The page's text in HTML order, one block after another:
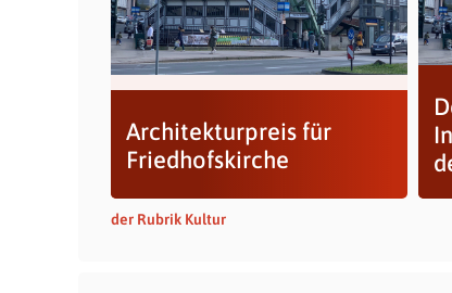
Architekturpreis für
Friedhofskirche
der Rubrik Kultur